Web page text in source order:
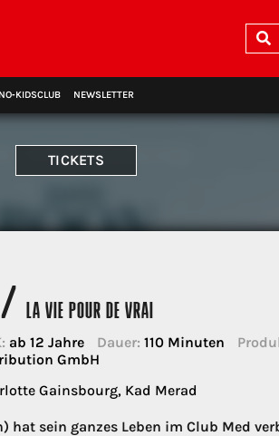
NEWSLETTER
TICKETS
/ LA VIE POUR DE VRAI
ab 12 Jahre Dauer: 110 Minuten
GmbH
Gainsbourg, Kad Merad
hat sein ganzes Leben im Club Med